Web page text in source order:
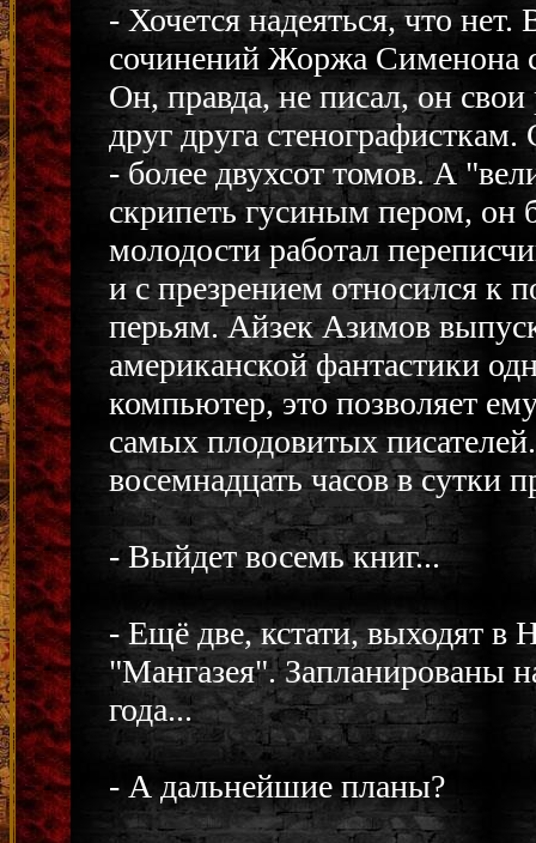
- Хочется надеяться, что
сочинений Жоржа Сименона
Он, правда, не писал, он
друг друга
- более двухсот томов. А
скрипеть гусиным пером, он
молодости работал
и с презрением относился к
перьям. Айзек Азимов
американской фантастики
компьютер, это позволяет
самых плодовитых
восемнадцать часов в сутки
- Выйдет восемь книг...
- Ещё две, кстати, выходят в
"Мангазея". Запланированы
года...
- А дальнейшие планы?